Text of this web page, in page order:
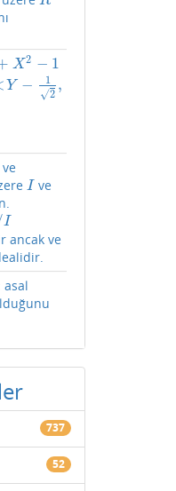
X2 − 1
Y −
1
2
√ ,
12>=<Y −1
I
I ve
I
ancak ve
asal
737
52